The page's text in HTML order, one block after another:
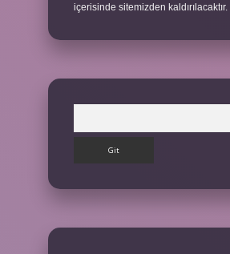
içerisinde sitemizden kaldırılacaktır.